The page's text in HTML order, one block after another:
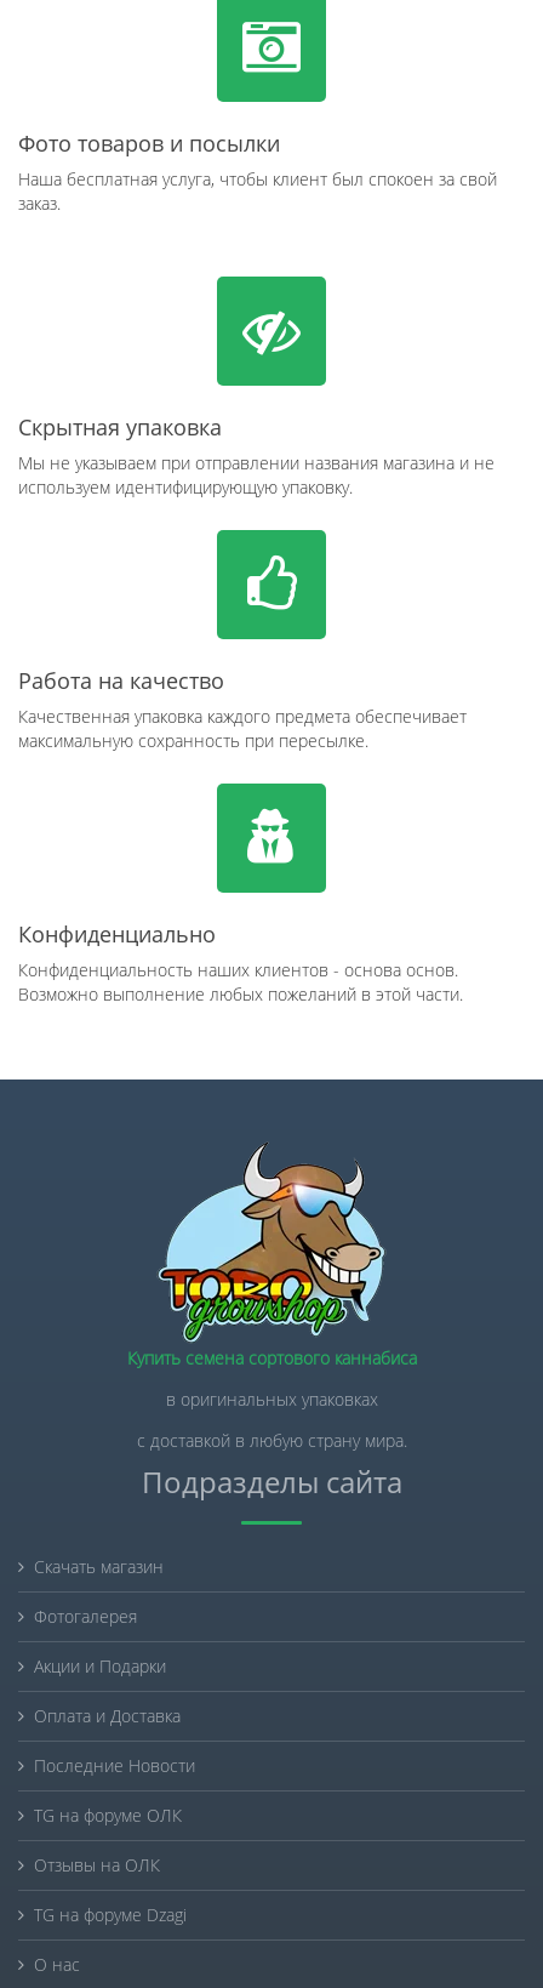
Фото товаров и посылки
Наша бесплатная услуга, чтобы клиент был спокоен за свой
заказ.
Скрытная упаковка
Мы не указываем при отправлении названия магазина и не
используем идентифицирующую упаковку.
Работа на качество
Качественная упаковка каждого предмета обеспечивает
максимальную сохранность при пересылке.
Конфиденциально
Конфиденциальность наших клиентов - основа основ.
Возможно выполнение любых пожеланий в этой части.
Купить семена сортового каннабиса
в оригинальных упаковках
с доставкой в любую страну мира.
Подразделы сайта
Скачать магазин
Фотогалерея
Акции и Подарки
Оплата и Доставка
Последние Новости
TG на форуме ОЛК
Отзывы на ОЛК
TG на форуме Dzagi
О нас